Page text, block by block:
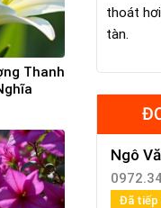
Thanh
thoát
tàn.
Ngô
Đã tiếp